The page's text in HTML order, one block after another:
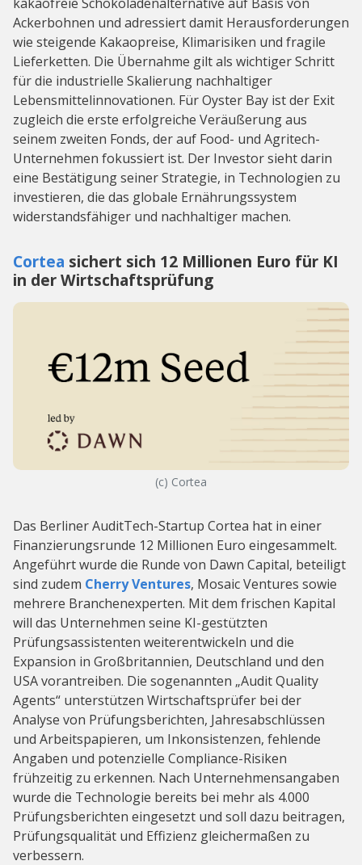
Ackerbohnen und adressiert damit Herausforderungen
wie steigende Kakaopreise, Klimarisiken und fragile
Lieferketten. Die Übernahme gilt als wichtiger Schritt
für die industrielle Skalierung nachhaltiger
Lebensmittelinnovationen. Für Oyster Bay ist der Exit
zugleich die erste erfolgreiche Veräußerung aus
seinem zweiten Fonds, der auf Food- und Agritech-
Unternehmen fokussiert ist. Der Investor sieht darin
eine Bestätigung seiner Strategie, in Technologien zu
investieren, die das globale Ernährungssystem
widerstandsfähiger und nachhaltiger machen.
Cortea sichert sich 12 Millionen Euro für KI
in der Wirtschaftsprüfung
(c) Cortea
Das Berliner AuditTech-Startup Cortea hat in einer
Finanzierungsrunde 12 Millionen Euro eingesammelt.
Angeführt wurde die Runde von Dawn Capital, beteiligt
sind zudem Cherry Ventures, Mosaic Ventures sowie
mehrere Branchenexperten. Mit dem frischen Kapital
will das Unternehmen seine KI-gestützten
Prüfungsassistenten weiterentwickeln und die
Expansion in Großbritannien, Deutschland und den
USA vorantreiben. Die sogenannten „Audit Quality
Agents“ unterstützen Wirtschaftsprüfer bei der
Analyse von Prüfungsberichten, Jahresabschlüssen
und Arbeitspapieren, um Inkonsistenzen, fehlende
Angaben und potenzielle Compliance-Risiken
frühzeitig zu erkennen. Nach Unternehmensangaben
wurde die Technologie bereits bei mehr als 4.000
Prüfungsberichten eingesetzt und soll dazu beitragen,
Prüfungsqualität und Effizienz gleichermaßen zu
verbessern.